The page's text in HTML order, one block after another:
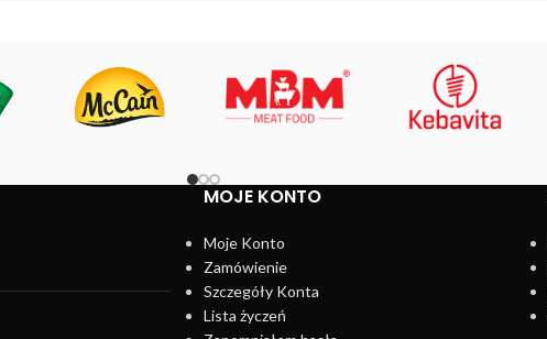
MOJE KONTO
Moje Konto
Zamówienie
Szczegóły Konta
Lista życzeń